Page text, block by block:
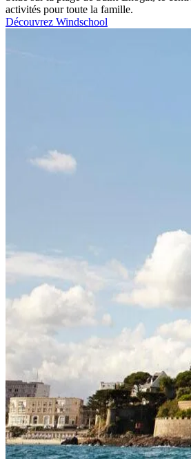
activités pour toute la famille.
Découvrez Windschool